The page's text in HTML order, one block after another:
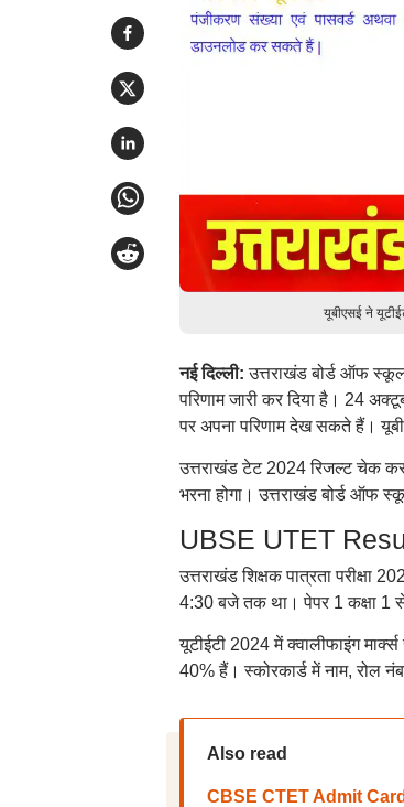
यूबीएसई ने
नई दिल्ली:उत्तराखंड बोर्ड ऑफ
परिणाम जारी कर दिया है। 24
पर अपना परिणाम देख सकते हैं।
उत्तराखंड टेट 2024 रिजल्ट चेक
भरना होगा। उत्तराखंड बोर्ड ऑफ
UBSE UTET
उत्तराखंड शिक्षक पात्रता
4:30 बजे तक था। पेपर 1 कक्षा 1
यूटीईटी 2024 में क्वालीफाइंग
40% हैं। स्कोरकार्ड में नाम, रोल
Also read
CBSE CTET Admit Card